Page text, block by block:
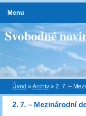
Svobodné
Úvod »Archiv » 2. 7. –
2. 7. – Mezinárodní
Menu